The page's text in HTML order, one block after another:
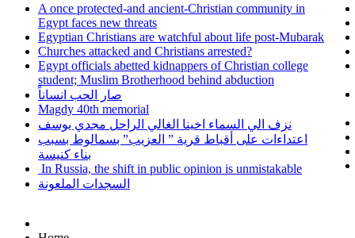
A once protected-and ancient-Christian community in
Egypt faces new threats
Egyptian Christians are watchful about life post-Mubarak
Churches attacked and Christians arrested?
Egypt officials abetted kidnappers of Christian college
student; Muslim Brotherhood behind abduction
صار الحب انساناً
Magdy 40th memorial
نزف الي السماء اخينا الغالي الراحل مجدي يوسف
اعتداءات على أقباط قرية ” العزيب” بسمالوط بسبب
بناء كنيسة
In Russia, the shift in public opinion is unmistakable
السجدات الملعونة